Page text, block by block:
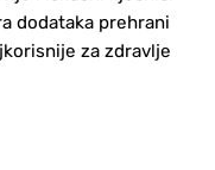
dodataka prehrani
za zdravlje